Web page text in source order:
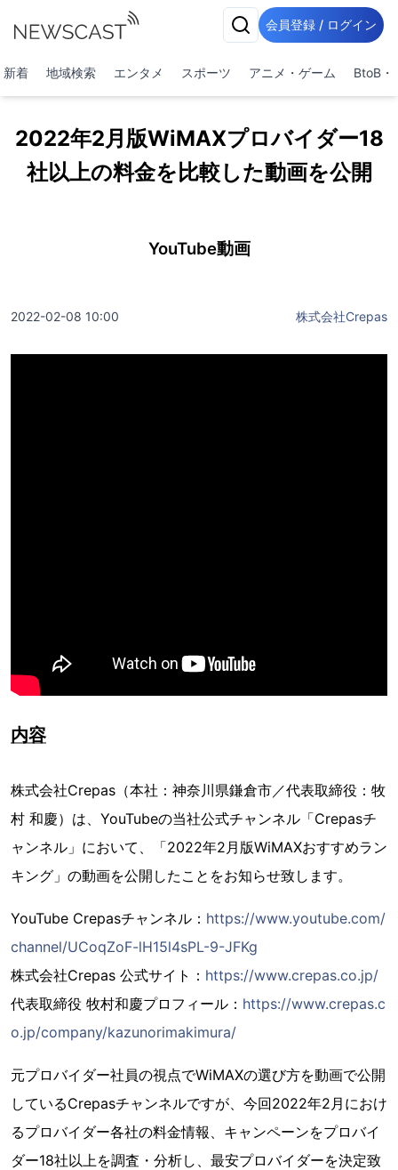
会員登録 / ログイン
新着 地域検索 エンタメ スポーツ アニメ・ゲーム BtoB・
2022年2月版WiMAXプロバイダー18
社以上の料金を比較した動画を公開
YouTube動画
2022-02-08 10:00 株式会社Crepas
内容
株式会社Crepas（本社：神奈川県鎌倉市／代表取締役：牧
村 和慶）は、YouTubeの当社公式チャンネル「Crepasチ
ャンネル」において、「2022年2月版WiMAXおすすめラン
キング」の動画を公開したことをお知らせ致します。
YouTube Crepasチャンネル： https://www.youtube.com/
channel/UCoqZoF-lH15l4sPL-9-JFKg
株式会社Crepas 公式サイト： https://www.crepas.co.jp/
代表取締役 牧村和慶プロフィール： https://www.crepas.c
o.jp/company/kazunorimakimura/
元プロバイダー社員の視点でWiMAXの選び方を動画で公開
しているCrepasチャンネルですが、今回2022年2月におけ
るプロバイダー各社の料金情報、キャンペーンをプロバイ
ダー18社以上を調査・分析し、最安プロバイダーを決定致